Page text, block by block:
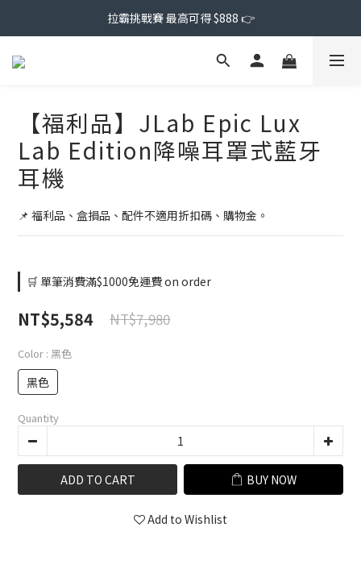
拉霸挑戰賽 最高可得 $888 👉
【福利品】JLab Epic Lux
Lab Edition降噪耳罩式藍牙
耳機
📌 福利品、盒損品、配件不適用折扣碼、購物金。
🛒 單筆消費滿$1000免運費 on order
NT$5,584 NT$7,980
Color : 黑色
黑色
Quantity
ADD TO CART BUY NOW
Add to Wishlist